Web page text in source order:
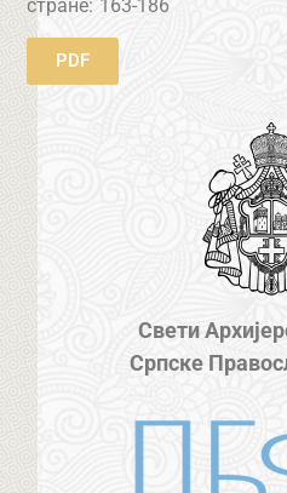
стране: 163-186
PDF
Свети
Српске